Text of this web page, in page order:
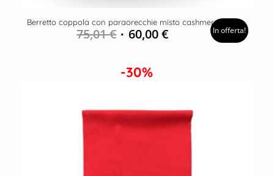
Berretto coppola con paraorecchie misto cashmere
75,01€ 60,00€ In offerta!
-30%